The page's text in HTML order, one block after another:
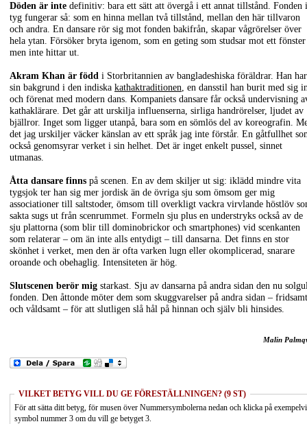
Döden är inte definitiv: bara ett sätt att övergå i ett annat tillstånd. Fonden i
tyg fungerar så: som en hinna mellan två tillstånd, mellan den här tillvaron
och andra. En dansare rör sig mot fonden bakifrån, skapar vågrörelser över
hela ytan. Försöker bryta igenom, som en geting som studsar mot ett fönster
men inte hittar ut.
Akram Khan är född i Storbritannien av bangladeshiska föräldrar. Han har
sin bakgrund i den indiska kathaktraditionen, en dansstil han burit med sig
och förenat med modern dans. Kompaniets dansare får också undervisning
kathaklärare. Det går att urskilja influenserna, sirliga handrörelser, ljudet av
bjällror. Inget som ligger utanpå, bara som en sömlös del av koreografin.
det jag urskiljer väcker känslan av ett språk jag inte förstår. En gåtfullhet
också genomsyrar verket i sin helhet. Det är inget enkelt pussel, sinnet
utmanas.
Åtta dansare finns på scenen. En av dem skiljer ut sig: iklädd mindre vita
tygsjok ter han sig mer jordisk än de övriga sju som ömsom ger mig
associationer till saltstoder, ömsom till overkligt vackra virvlande höstlöv
sakta sugs ut från scenrummet. Formeln sju plus en understryks också av de
sju plattorna (som blir till dominobrickor och smartphones) vid scenkanten
som relaterar – om än inte alls entydigt – till dansarna. Det finns en stor
skönhet i verket, men den är ofta varken lugn eller okomplicerad, snarare
oroande och obehaglig. Intensiteten är hög.
Slutscenen berör mig starkast. Sju av dansarna på andra sidan den nu
fonden. Den åttonde möter dem som skuggvarelser på andra sidan – fridsamt
och våldsamt – för att slutligen slå hål på hinnan och själv bli hinsides.
Malin
VILKET BETYG VILL DU GE FÖRESTÄLLNINGEN? (9 ST)
För att sätta ditt betyg, för musen över Nummersymbolerna nedan och klicka på
symbol nummer 3 om du vill ge betyget 3.